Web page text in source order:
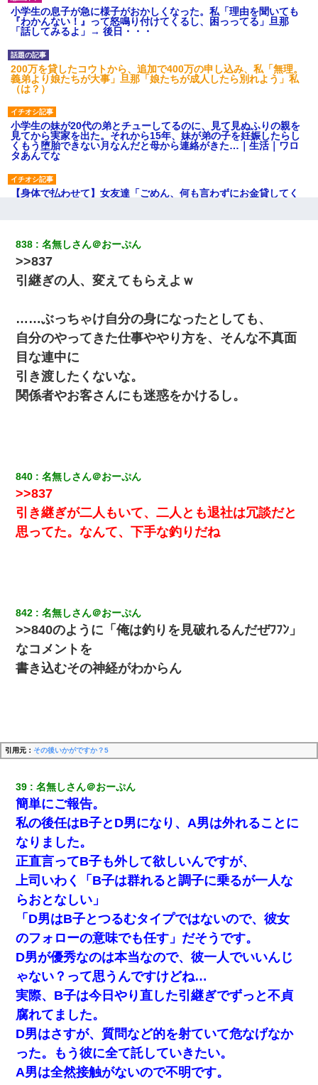
小学生の息子が急に様子がおかしくなった。私「理由を聞いても
『わかんない！』って怒鳴り付けてくるし、困っってる」旦那
「話してみるよ」→ 後日・・・
200万を貸したコウトから、追加で400万の申し込み、私「無理。
義弟より娘たちが大事」旦那「娘たちが成人したら別れよう」私
（は？）
小学生の妹が20代の弟とチューしてるのに、見て見ぬふりの親を
見てから実家を出た。それから15年、妹が弟の子を妊娠したらし
くもう堕胎できない月なんだと母から連絡がきた…｜生活｜ワロ
タあんてな
【身体で払わせて】女友達「ごめん、何も言わずにお金貸してく
子供の頃、母の弟にイタズラされてて中学に入ってから関係を持
ってしまった。拒絶したら「全部バラしてやる」と脅迫されたの
ら、速攻でパワハラかました元上司がLINEを送ってきた。
三年働いてたパートを突然クビになった。しかし元職場の主要取
引先のトップが母方の叔父だったので…
【衝撃】嫁父の会社に勤続１０年、手取り１４万 → 俺「２２万も
お互い干渉はしないようにしましょう」→ その後に結納金の話を
したので、母が・・・
ワイアラサー主婦、昨晩久しぶりに夫と致した結果ｗｗｗｗｗ
男だけどリベンジポノレノの被害者になって未だに人生が立ち直
【修羅場】彼女親「カスな家柄のヤツなんかと家族になるのはご
めんだ」俺「じゃあ別れます…」→ 彼女「なんで言い返してくれ
なかったの？（泣」
断りした。後日Aの企みを知ってゾッとするやら腹立つやら！
ずっとニートだと思ってた同居の義弟が投資で旦那より稼いでる
とか知らなかった…
クラスで一人無口で誰とも話さない男子がいた。→修学旅行に来
なかったその男子に女子達がお土産を渡した。5分後…
私『貯金貯まったし、やっと家建てられるね！』夫「実家を二世
帯住宅にした。それに貯金使った」→私『離婚しよう』夫「え
っ」私『使った貯金はあげるから』→すると…
9月に付き合い始めたけどこの、この人と結婚はないわと判断して
別れた。その元彼が交通事故で重体になっているらしく…
10年ほど前、息子がまだ年中だった時に離婚したんだけど、一昨
年の暮れに突然息子が職場を訪ねてきた。
元旦那から復縁要請。息子「最新型のiPhoneも買えない貧乏は嫌
だ、再婚して」私「なら父親と暮らせ」息子「やった＾＾」私
838 名無しさん＠おーぷん
>>837
引継ぎの人、変えてもらえよｗ
……ぶっちゃけ自分の身になったとしても、
自分のやってきた仕事ややり方を、そんな不真面
目な連中に
引き渡したくないな。
関係者やお客さんにも迷惑をかけるし。
840 名無しさん＠おーぷん
>>837
引き継ぎが二人もいて、二人とも退社は冗談だと
思ってた。なんて、下手な釣りだね
842 名無しさん＠おーぷん
>>840のように「俺は釣りを見破れるんだぜﾌﾌﾝ」
なコメントを
書き込むその神経がわからん
引用元： その後いかがですか？5
39 名無しさん＠おーぷん
簡単にご報告。
私の後任はB子とD男になり、A男は外れることに
なりました。
正直言ってB子も外して欲しいんですが、
上司いわく「B子は群れると調子に乗るが一人な
らおとなしい」
「D男はB子とつるむタイプではないので、彼女
のフォローの意味でも任す」だそうです。
D男が優秀なのは本当なので、彼一人でいいんじ
ゃない？って思うんですけどね…
実際、B子は今日やり直した引継ぎでずっと不貞
腐れてました。
D男はさすが、質問など的を射ていて危なげなか
った。もう彼に全て託していきたい。
A男は全然接触がないので不明です。